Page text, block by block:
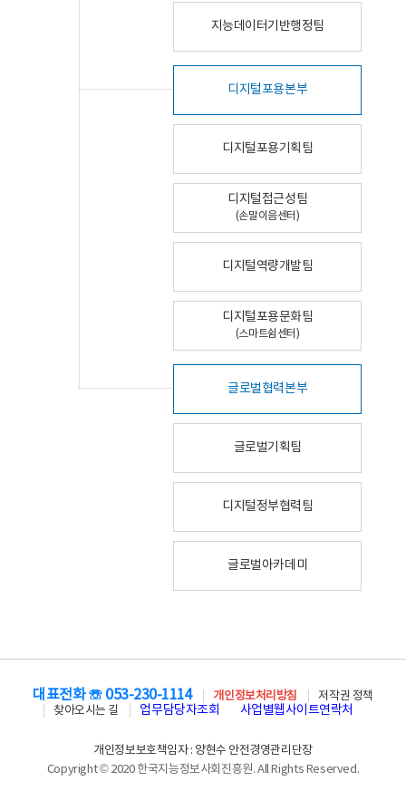
지능데이터기반행정팀
디지털포용본부
디지털포용기획팀
디지털접근성팀
(손말이음센터)
디지털역량개발팀
디지털포용문화팀
(스마트쉼센터)
글로벌협력본부
글로벌기획팀
디지털정부협력팀
글로벌아카데미
대표전화 ☏ 053-230-1114 개인정보처리방침
저작권 정책
찾아오시는 길
업무담당자조회 사업별웹사이트연락처
개인정보보호책임자 : 양현수 안전경영관리단장
Copyright © 2020 한국지능정보사회진흥원. All Rights Reserved.